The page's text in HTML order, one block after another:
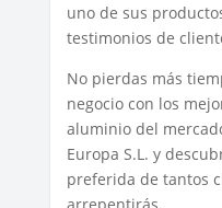
uno de sus
testimonios de
No pierdas más
negocio con los
aluminio del
Europa S.L. y
preferida de tantos